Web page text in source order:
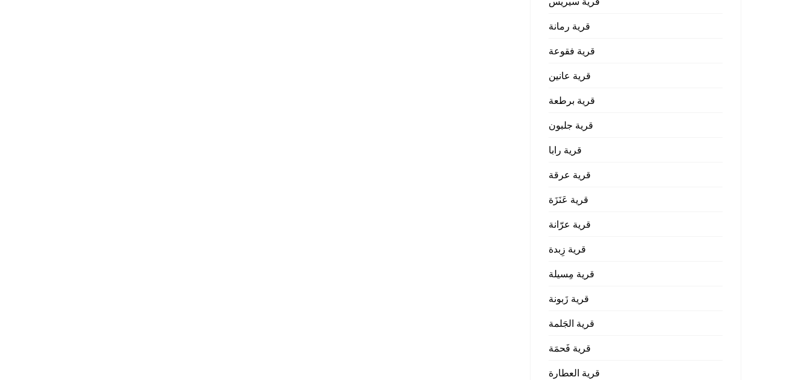
قرية رمانة
قرية فقوعة
قرية عانين
قرية برطعة
قرية جلبون
قرية رابا
قرية عرقة
قرية عَنَزَة
قرية عرّانة
قرية زِبدة
قرية مِسيلة
قرية زَبونة
قرية الجَلمة
قرية فَحمَة
قرية العطارة